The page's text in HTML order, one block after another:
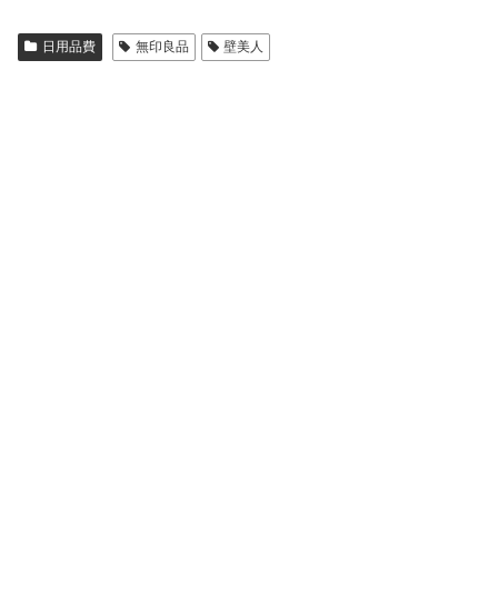
日用品費 無印良品 壁美人